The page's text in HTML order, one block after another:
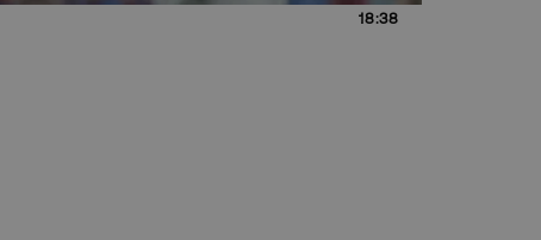
18:38